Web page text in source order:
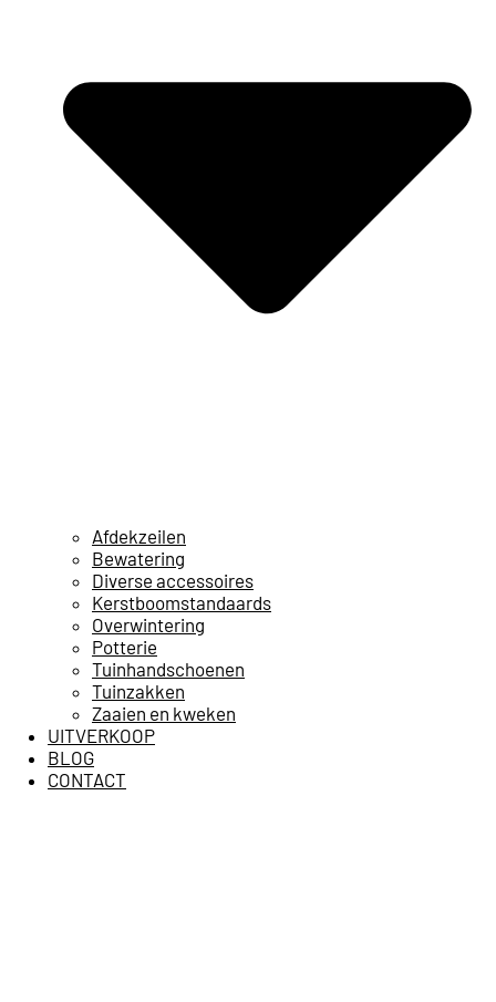
Afdekzeilen
Bewatering
Diverse accessoires
Kerstboomstandaards
Overwintering
Potterie
Tuinhandschoenen
Tuinzakken
Zaaien en kweken
UITVERKOOP
BLOG
CONTACT